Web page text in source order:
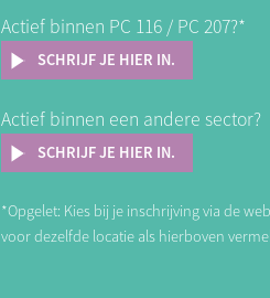
Actief binnen PC 116 / PC 207?*
SCHRIJF JE HIER IN.
Actief binnen een andere sector?
SCHRIJF JE HIER IN.
*Opgelet: Kies bij je inschrijving via de
voor dezelfde locatie als hierboven